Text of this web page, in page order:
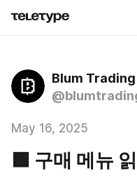
Blum
May 16, 2025
🟩 구매 메뉴